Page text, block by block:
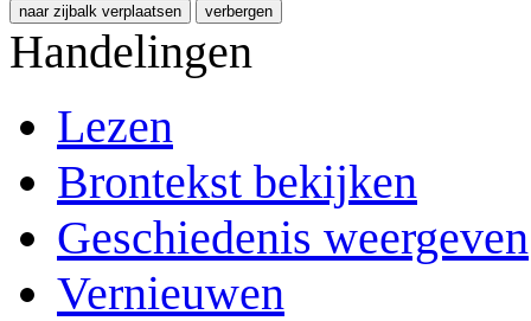
naar zijbalk verplaatsen verbergen
Handelingen
Lezen
Brontekst bekijken
Geschiedenis weergeven
Vernieuwen